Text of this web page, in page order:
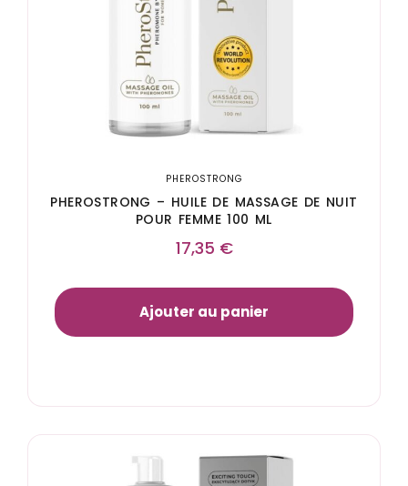
PHEROSTRONG
PHEROSTRONG – HUILE DE MASSAGE DE NUIT
POUR FEMME 100 ML
17,35 €
Ajouter au panier